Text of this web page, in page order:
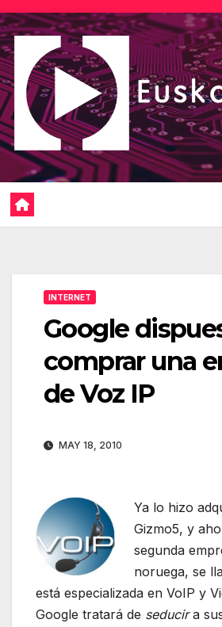
Saltar
al
contenido
INTERNET
Google
comprar una
de Voz IP
MAY 18, 2010
Ya lo hizo
Gizmo5, y
segunda
noruega, se
está especializada en VoIP y
Google tratará de seducira